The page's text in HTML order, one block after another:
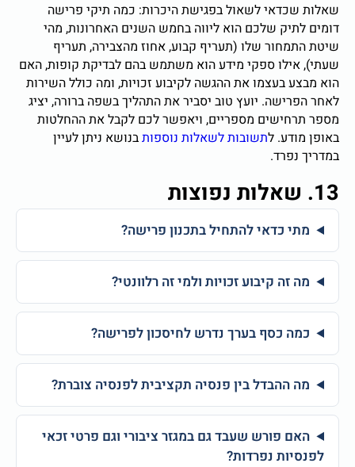
שאלות שכדאי לשאול בפגישת היכרות: כמה תיקי פרישה
דומים לתיק שלכם הוא ליווה בחמש השנים האחרונות, מהי
שיטת התמחור שלו (תעריף קבוע, אחוז מהצבירה, תעריף
שעתי), אילו ספקי מידע הוא משתמש בהם לבדיקת קופות, האם
הוא מבצע בעצמו את ההגשה לקיבוע זכויות, ומה כולל השירות
לאחר הפרישה. יועץ טוב יסביר את התהליך בשפה ברורה, יציג
מספר תרחישים מספריים, ויאפשר לכם לקבל את ההחלטות
באופן מודע. לתשובות לשאלות נוספותבנושא ניתן לעיין
במדריך נפרד.
13. שאלות נפוצות
מתי כדאי להתחיל בתכנון פרישה?
מה זה קיבוע זכויות ולמי זה רלוונטי?
כמה כסף בערך נדרש לחיסכון לפרישה?
מה ההבדל בין פנסיה תקציבית לפנסיה צוברת?
האם פורש שעבד גם במגזר ציבורי וגם פרטי זכאי
לפנסיות נפרדות?